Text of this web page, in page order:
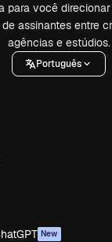
para você
assinantes entre
agências e estúdios.
Português
New